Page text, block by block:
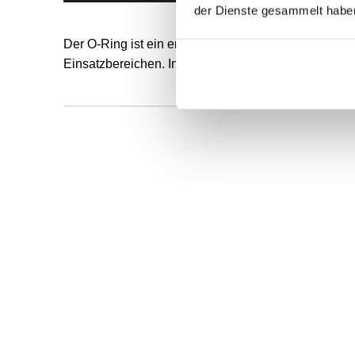
der Dienste gesammelt
Der O-Ring ist ein endlos formvulkanisierter,
Einsatzbereichen. Innendurchmesser und